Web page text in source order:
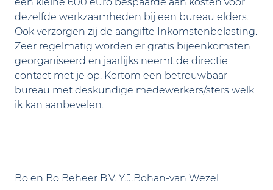
dezelfde werkzaamheden bij een bureau elders.
Ook verzorgen zij de aangifte Inkomstenbelasting.
Zeer regelmatig worden er gratis bijeenkomsten
georganiseerd en jaarlijks neemt de directie
contact met je op. Kortom een betrouwbaar
bureau met deskundige medewerkers/sters welk
ik kan aanbevelen.
Bo en Bo Beheer B.V. Y.J.Bohan-van Wezel